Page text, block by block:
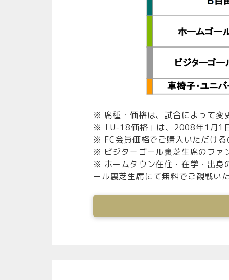
※ 席種・価格は、試合によって変
※「U-18価格」は、2008年1月1
※ FC会員価格でご購入いただけ
※ ビジターゴール裏芝生席のファ
※ ホームタウン在住・在学・出身
ール裏芝生席にて無料でご観戦い